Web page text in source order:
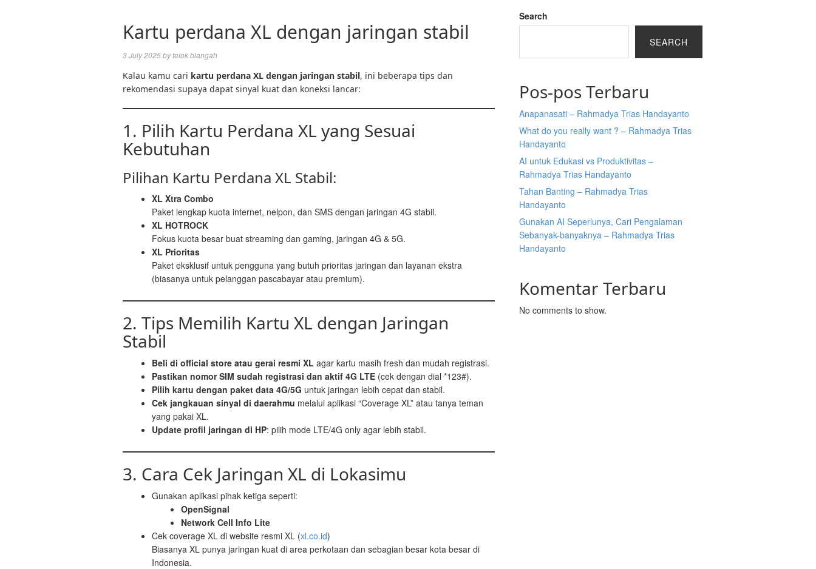
Kartu perdana XL dengan jaringan stabil
3 July 2025bytelok blangah
Kalau kamu cari kartu perdana XL dengan jaringan stabil, ini beberapa tips dan
rekomendasi supaya dapat sinyal kuat dan koneksi lancar:
1. Pilih Kartu Perdana XL yang Sesuai
Kebutuhan
Pilihan Kartu Perdana XL Stabil:
XL Xtra Combo
Paket lengkap kuota internet, nelpon, dan SMS dengan jaringan 4G stabil.
XL HOTROCK
Fokus kuota besar buat streaming dan gaming, jaringan 4G & 5G.
XL Prioritas
Paket eksklusif untuk pengguna yang butuh prioritas jaringan dan layanan ekstra
(biasanya untuk pelanggan pascabayar atau premium).
2. Tips Memilih Kartu XL dengan Jaringan
Stabil
Beli di official store atau gerai resmi XL agar kartu masih fresh dan mudah registrasi.
Pastikan nomor SIM sudah registrasi dan aktif 4G LTE (cek dengan dial *123#).
Pilih kartu dengan paket data 4G/5G untuk jaringan lebih cepat dan stabil.
Cek jangkauan sinyal di daerahmu melalui aplikasi “Coverage XL” atau tanya teman
yang pakai XL.
Update profil jaringan di HP: pilih mode LTE/4G only agar lebih stabil.
3. Cara Cek Jaringan XL di Lokasimu
Gunakan aplikasi pihak ketiga seperti:
OpenSignal
Network Cell Info Lite
Cek coverage XL di website resmi XL (xl.co.id)
Biasanya XL punya jaringan kuat di area perkotaan dan sebagian besar kota besar di
Indonesia.
Search
SEARCH
Pos-pos Terbaru
Anapanasati – Rahmadya Trias Handayanto
What do you really want ? – Rahmadya Trias
Handayanto
AI untuk Edukasi vs Produktivitas –
Rahmadya Trias Handayanto
Tahan Banting – Rahmadya Trias
Handayanto
Gunakan AI Seperlunya, Cari Pengalaman
Sebanyak-banyaknya – Rahmadya Trias
Handayanto
Komentar Terbaru
No comments to show.